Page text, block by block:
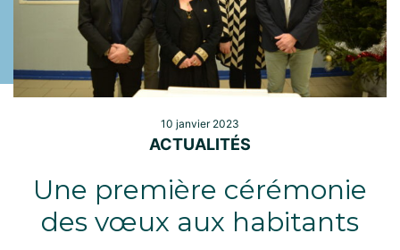
10 janvier 2023
ACTUALITÉS
Une première cérémonie
des vœux aux habitants